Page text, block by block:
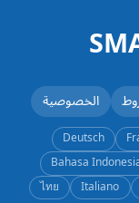
الخصوصية
Deutsch
Bahasa
Italiano
ไทย